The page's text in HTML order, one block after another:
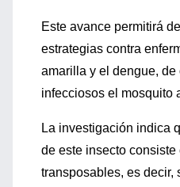
Este avance permitirá
estrategias contra
amarilla y el dengue, de
infecciosos el mosquito
La investigación indica
de este insecto consiste
transposables, es decir,